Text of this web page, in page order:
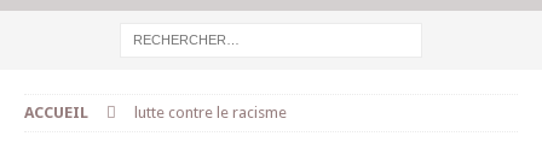
ACCUEIL lutte contre le racisme